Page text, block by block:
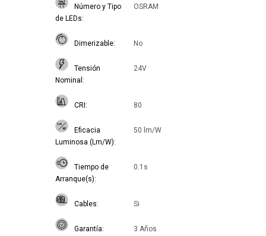
Número y Tipo
de LEDs
OSRAM
Dimerizable No
Tensión
Nominal
24V
CRI 80
Eficacia
Luminosa (Lm/W)
50 lm/W
Tiempo de
Arranque(s)
0.1s
Cables Si
Garantía 3 Años